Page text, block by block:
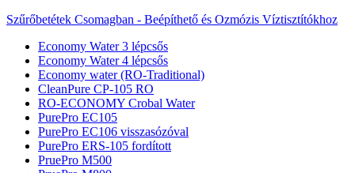
Szűrőbetétek Csomagban - Beépíthető és Ozmózis Víztisztítókhoz
Economy Water 3 lépcsős
Economy Water 4 lépcsős
Economy water (RO-Traditional)
CleanPure CP-105 RO
RO-ECONOMY Crobal Water
PurePro EC105
PurePro EC106 visszasózóval
PurePro ERS-105 fordított
PruePro M500